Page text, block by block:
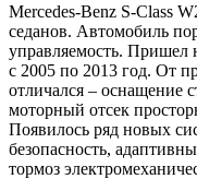
Mercedes-Benz S-Class
седанов. Автомобиль
управляемость. Пришел
с 2005 по 2013 год. От
отличался – оснащение
моторный отсек
Появилось ряд новых
безопасность,
тормоз